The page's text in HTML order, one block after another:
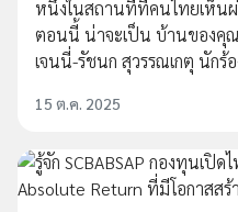
หนึ่งในสถานที่ที่คนไทยเห็น
ตอนนี้ น่าจะเป็น บ้านของคุ
เจนนี่-รัชนก สุวรรณเกตุ นักร้
15 ต.ค. 2025